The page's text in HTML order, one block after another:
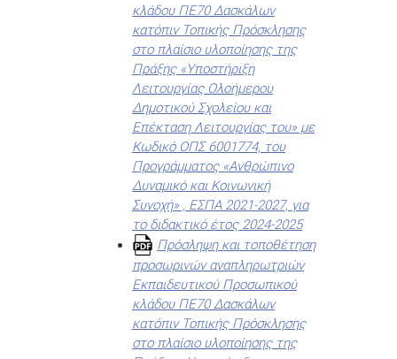
κλάδου ΠΕ70 Δασκάλων
κατόπιν Τοπικής Πρόσκλησης
στο πλαίσιο υλοποίησης της
Πράξης «Υποστήριξη
Λειτουργίας Ολοήμερου
Δημοτικού Σχολείου και
Επέκταση Λειτουργίας του» με
Κωδικό ΟΠΣ 6001774, του
Προγράμματος «Ανθρώπινο
Δυναμικό και Κοινωνική
Συνοχή» , ΕΣΠΑ 2021-2027, για
το διδακτικό έτος 2024-2025
Πρόσληψη και τοποθέτηση
προσωρινών αναπληρωτριών
Εκπαιδευτικού Προσωπικού
κλάδου ΠΕ70 Δασκάλων
κατόπιν Τοπικής Πρόσκλησης
στο πλαίσιο υλοποίησης της